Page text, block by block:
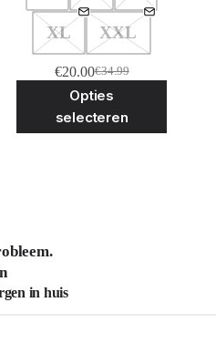
XL XXL
€34.99
Oorspronkelijke
prijs
was:
€34.99.
€20.00Huidige
prijs
is:
€20.00.
Opties
selecteren
in huis